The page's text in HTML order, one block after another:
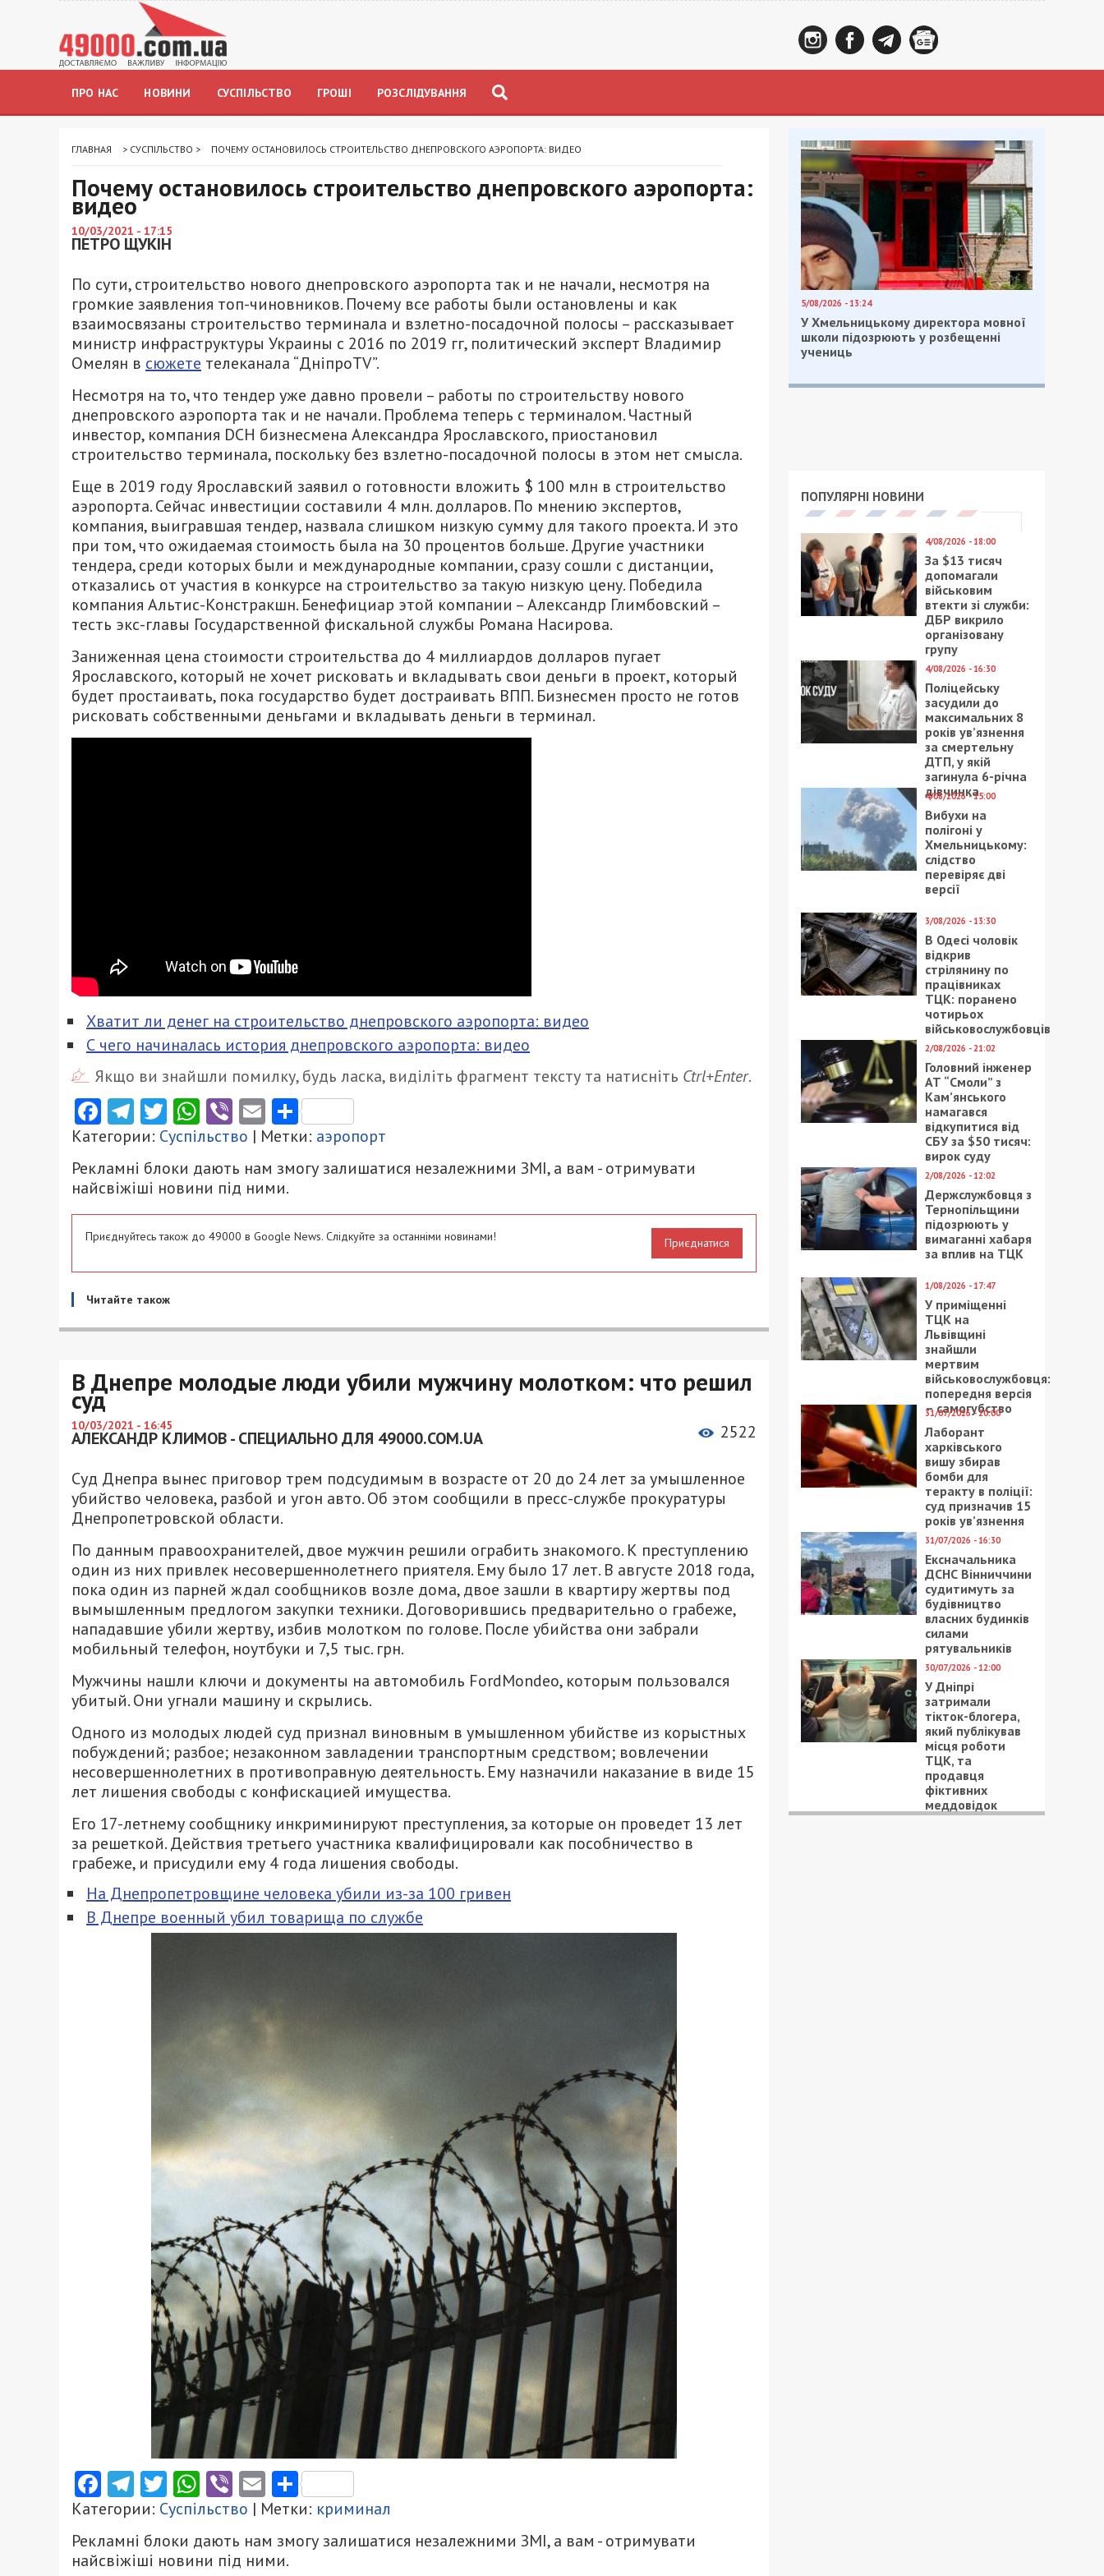
ПРО НАС НОВИНИ СУСПІЛЬСТВО ГРОШІ РОЗСЛІДУВАННЯ
ГЛАВНАЯ > СУСПІЛЬСТВО > ПОЧЕМУ ОСТАНОВИЛОСЬ СТРОИТЕЛЬСТВО ДНЕПРОВСКОГО АЭРОПОРТА: ВИДЕО
Почему остановилось строительство днепровского аэропорта:
видео
10/03/2021 - 17:15
ПЕТРО ЩУКІН
По сути, строительство нового днепровского аэропорта так и не начали, несмотря на
громкие заявления топ-чиновников. Почему все работы были остановлены и как
взаимосвязаны строительство терминала и взлетно-посадочной полосы – рассказывает
министр инфраструктуры Украины с 2016 по 2019 гг, политический эксперт Владимир
Омелян в сюжете телеканала “ДніпроTV”.
Несмотря на то, что тендер уже давно провели – работы по строительству нового
днепровского аэропорта так и не начали. Проблема теперь с терминалом. Частный
инвестор, компания DCH бизнесмена Александра Ярославского, приостановил
строительство терминала, поскольку без взлетно-посадочной полосы в этом нет смысла.
Еще в 2019 году Ярославский заявил о готовности вложить $ 100 млн в строительство
аэропорта. Сейчас инвестиции составили 4 млн. долларов. По мнению экспертов,
компания, выигравшая тендер, назвала слишком низкую сумму для такого проекта. И это
при том, что ожидаемая стоимость была на 30 процентов больше. Другие участники
тендера, среди которых были и международные компании, сразу сошли с дистанции,
отказались от участия в конкурсе на строительство за такую ​​низкую цену. Победила
компания Альтис-Констракшн. Бенефициар этой компании – Александр Глимбовский –
тесть экс-главы Государственной фискальной службы Романа Насирова.
Заниженная цена стоимости строительства до 4 миллиардов долларов пугает
Ярославского, который не хочет рисковать и вкладывать свои деньги в проект, который
будет простаивать, пока государство будет достраивать ВПП. Бизнесмен просто не готов
рисковать собственными деньгами и вкладывать деньги в терминал.
Хватит ли денег на строительство днепровского аэропорта: видео
С чего начиналась история днепровского аэропорта: видео
Якщо ви знайшли помилку, будь ласка, виділіть фрагмент тексту та натисніть Ctrl+Enter.
Facebook
Telegram
Twitter
WhatsApp
ViberEmailПоділитися
Категории: Суспільство | Метки: аэропорт
Рекламні блоки дають нам змогу залишатися незалежними ЗМІ, а вам - отримувати
найсвіжіші новини під ними.
Приєднуйтесь також до 49000 в Google News. Слідкуйте за останніми новинами! Приєднатися
Читайте також
В Днепре молодые люди убили мужчину молотком: что решил
суд
10/03/2021 - 16:45
АЛЕКСАНДР КЛИМОВ - СПЕЦИАЛЬНО ДЛЯ 49000.COM.UA 2522
Суд Днепра вынес приговор трем подсудимым в возрасте от 20 до 24 лет за умышленное
убийство человека, разбой и угон авто. Об этом сообщили в пресс-службе прокуратуры
Днепропетровской области.
По данным правоохранителей, двое мужчин решили ограбить знакомого. К преступлению
один из них привлек несовершеннолетнего приятеля. Ему было 17 лет. В августе 2018 года,
пока один из парней ждал сообщников возле дома, двое зашли в квартиру жертвы под
вымышленным предлогом закупки техники. Договорившись предварительно о грабеже,
нападавшие убили жертву, избив молотком по голове. После убийства они забрали
мобильный телефон, ноутбуки и 7,5 тыс. грн.
Мужчины нашли ключи и документы на автомобиль FordMondeo, которым пользовался
убитый. Они угнали машину и скрылись.
Одного из молодых людей суд признал виновным в умышленном убийстве из корыстных
побуждений; разбое; незаконном завладении транспортным средством; вовлечении
несовершеннолетних в противоправную деятельность. Ему назначили наказание в виде 15
лет лишения свободы с конфискацией имущества.
Его 17-летнему сообщнику инкриминируют преступления, за которые он проведет 13 лет
за решеткой. Действия третьего участника квалифицировали как пособничество в
грабеже, и присудили ему 4 года лишения свободы.
На Днепропетровщине человека убили из-за 100 гривен
В Днепре военный убил товарища по службе
Facebook
Telegram
Twitter
WhatsApp
ViberEmailПоділитися
Категории: Суспільство | Метки: криминал
Рекламні блоки дають нам змогу залишатися незалежними ЗМІ, а вам - отримувати
найсвіжіші новини під ними.
5/08/2026 - 13:24
У Хмельницькому директора мовної
школи підозрюють у розбещенні
учениць
ПОПУЛЯРНІ НОВИНИ
4/08/2026 - 18:00
За $13 тисяч
допомагали
військовим
втекти зі служби:
ДБР викрило
організовану
групу
4/08/2026 - 16:30
Поліцейську
засудили до
максимальних 8
років ув’язнення
за смертельну
ДТП, у якій
загинула 6-річна
дівчинка
4/08/2026 - 15:00
Вибухи на
полігоні у
Хмельницькому:
слідство
перевіряє дві
версії
3/08/2026 - 13:30
В Одесі чоловік
відкрив
стрілянину по
працівниках
ТЦК: поранено
чотирьох
військовослужбовців
2/08/2026 - 21:02
Головний інженер
АТ “Смоли” з
Кам’янського
намагався
відкупитися від
СБУ за $50 тисяч:
вирок суду
2/08/2026 - 12:02
Держслужбовця з
Тернопільщини
підозрюють у
вимаганні хабаря
за вплив на ТЦК
1/08/2026 - 17:47
У приміщенні
ТЦК на
Львівщині
знайшли
мертвим
військовослужбовця:
попередня версія
– самогубство
31/07/2026 - 20:00
Лаборант
харківського
вишу збирав
бомби для
теракту в поліції:
суд призначив 15
років ув’язнення
31/07/2026 - 16:30
Ексначальника
ДСНС Вінниччини
судитимуть за
будівництво
власних будинків
силами
рятувальників
30/07/2026 - 12:00
У Дніпрі
затримали
тікток-блогера,
який публікував
місця роботи
ТЦК, та
продавця
фіктивних
меддовідок